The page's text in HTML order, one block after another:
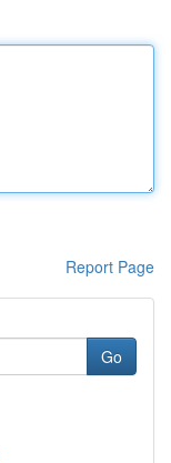
Report Page
Go